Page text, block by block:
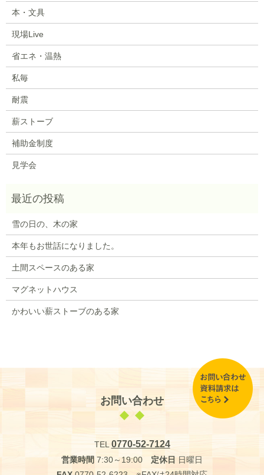
本・文具
現場Live
省エネ・温熱
私毎
耐震
薪ストーブ
補助金制度
見学会
雪の日の、木の家
本年もお世話になりました。
土間スペースのある家
マグネットハウス
かわいい薪ストーブのある家
お問い合わせ
TEL0770-52-7124
営業時間 7:30～19:00 定休日 日曜日